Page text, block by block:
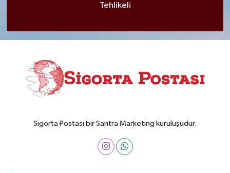
Tehlikeli
Sigorta Postası bir Santra Marketing kuruluşudur.